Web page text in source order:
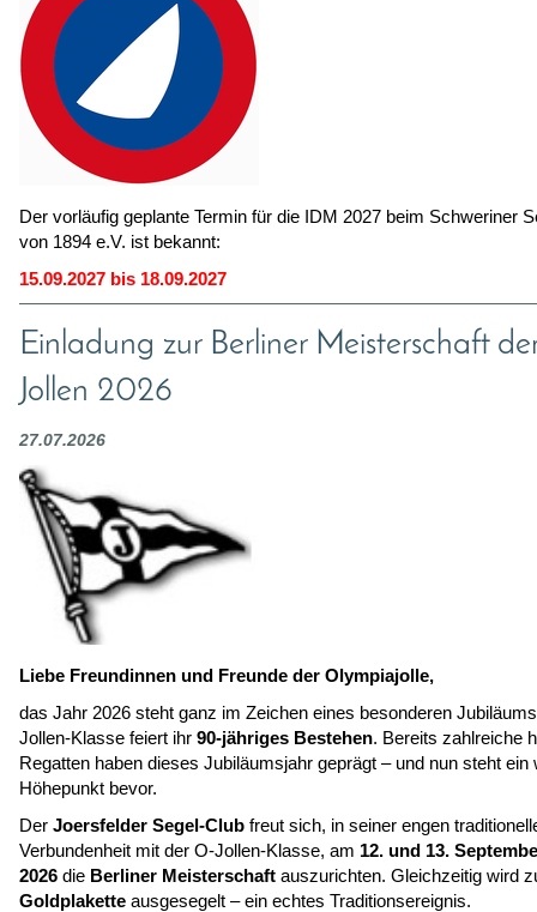
Der vorläufig geplante Termin für die IDM 2027 beim Schweriner
von 1894 e.V. ist bekannt:
15.09.2027 bis 18.09.2027
Einladung zur Berliner Meisterschaft
Jollen 2026
27.07.2026
Liebe Freundinnen und Freunde der Olympiajolle,
das Jahr 2026 steht ganz im Zeichen eines besonderen
Jollen-Klasse feiert ihr 90-jähriges Bestehen. Bereits zahlreiche
Regatten haben dieses Jubiläumsjahr geprägt – und nun steht ein
Höhepunkt bevor.
Der Joersfelder Segel-Club freut sich, in seiner engen
Verbundenheit mit der O-Jollen-Klasse, am 12. und 13.
2026 die Berliner Meisterschaft auszurichten. Gleichzeitig wird
Goldplakette ausgesegelt – ein echtes Traditionsereignis.